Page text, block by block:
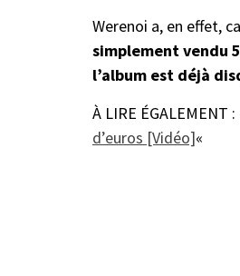
Werenoi a, en effet,
simplement vendu
l’album est déjà
À LIRE ÉGALEMENT :
d’euros [Vidéo]«